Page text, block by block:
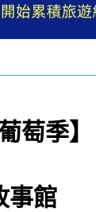
萄季】
事館